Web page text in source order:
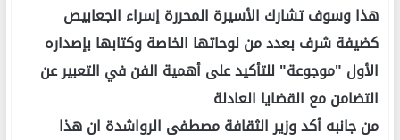
هذا وسوف تشارك الأسيرة المحررة إسراء الجعابيص
كضيفة شرف بعدد من لوحاتها الخاصة وكتابها بإصداره
الأول "موجوعة" للتأكيد على أهمية الفن في التعبير عن
التضامن مع القضايا العادلة
من جانبه أكد وزير الثقافة مصطفى الرواشدة ان هذا